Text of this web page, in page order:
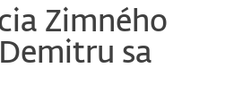
Zimného
sa